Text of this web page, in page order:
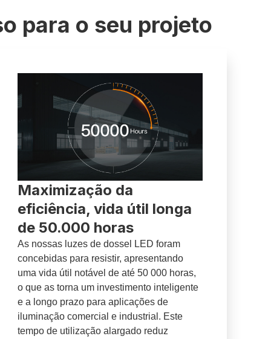
para o seu projeto
Maximização da
eficiência, vida útil longa
de 50.000 horas
As nossas luzes de dossel LED foram
concebidas para resistir, apresentando
uma vida útil notável de até 50 000 horas,
o que as torna um investimento inteligente
e a longo prazo para aplicações de
iluminação comercial e industrial. Este
tempo de utilização alargado reduz